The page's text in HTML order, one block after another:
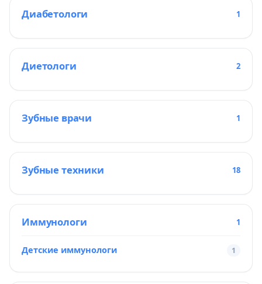
Диабетологи 1
Диетологи 2
Зубные врачи 1
Зубные техники 18
Иммунологи 1
Детские иммунологи 1